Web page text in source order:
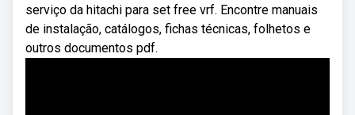
serviço da hitachi para set free vrf. Encontre manuais
de instalação, catálogos, fichas técnicas, folhetos e
outros documentos pdf.